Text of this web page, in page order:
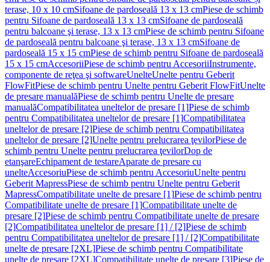
terase, 10 x 10 cmSifoane de pardoseală 13 x 13 cmPiese de schimb
pentru Sifoane de pardoseală 13 x 13 cmSifoane de pardoseală
pentru balcoane şi terase, 13 x 13 cmPiese de schimb pentru Sifoane
de pardoseală pentru balcoane şi terase, 13 x 13 cmSifoane de
pardoseală 15 x 15 cmPiese de schimb pentru Sifoane de pardoseală
15 x 15 cmAccesoriiPiese de schimb pentru AccesoriiInstrumente,
componente de reţea şi softwareUnelteUnelte pentru Geberit
FlowFitPiese de schimb pentru Unelte pentru Geberit FlowFitUnelte
de presare manualăPiese de schimb pentru Unelte de presare
manualăCompatibilitatea uneltelor de presare [1]Piese de schimb
pentru Compatibilitatea uneltelor de presare [1]Compatibilitatea
uneltelor de presare [2]Piese de schimb pentru Compatibilitatea
uneltelor de presare [2]Unelte pentru prelucrarea ţevilorPiese de
schimb pentru Unelte pentru prelucrarea ţevilorDop de
etanşareEchipament de testareAparate de presare cu
unelteAccesoriuPiese de schimb pentru AccesoriuUnelte pentru
Geberit MapressPiese de schimb pentru Unelte pentru Geberit
MapressCompatibilitate unelte de presare [1]Piese de schimb pentru
Compatibilitate unelte de presare [1]Compatibilitate unelte de
presare [2]Piese de schimb pentru Compatibilitate unelte de presare
[2]Compatibilitatea uneltelor de presare [1] / [2]Piese de schimb
pentru Compatibilitatea uneltelor de presare [1] / [2]Compatibilitate
unelte de presare [2XL]Piese de schimb pentru Compatibilitate
unelte de presare [2XL]Compatibilitate unelte de presare [3]Piese de